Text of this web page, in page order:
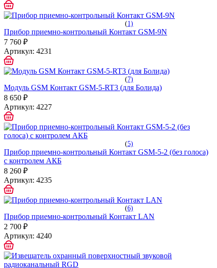
(1)
Прибор приемно-контрольный Контакт GSM-9N
7 760 ₽
Артикул: 4231
(7)
Модуль GSM Контакт GSM-5-RT3 (для Болида)
8 650 ₽
Артикул: 4227
(5)
Прибор приемно-контрольный Контакт GSM-5-2 (без голоса)
с контролем АКБ
8 260 ₽
Артикул: 4235
(6)
Прибор приемно-контрольный Контакт LAN
2 700 ₽
Артикул: 4240